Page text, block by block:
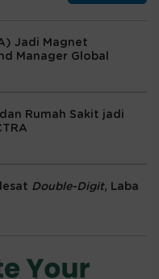
Jadi Magnet
Manager Global
Rumah Sakit jadi
Double-Digit, Laba